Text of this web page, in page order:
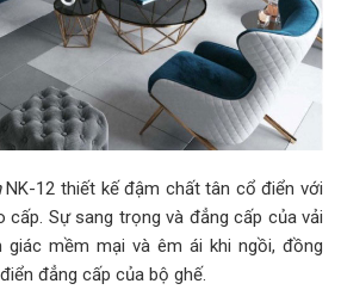
NK-12 thiết kế đậm chất tân cổ điển với
cấp. Sự sang trọng và đẳng cấp của vải
giác mềm mại và êm ái khi ngồi, đồng
đẳng cấp của bộ ghế.